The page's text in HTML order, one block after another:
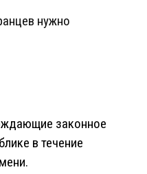
нужно
законное
в течение